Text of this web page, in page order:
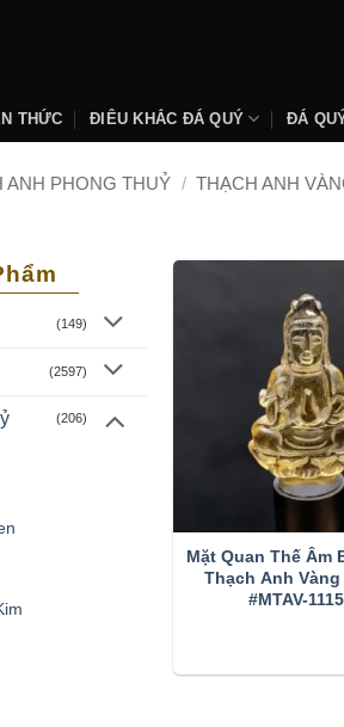
THỨC ĐIÊU KHẮC ĐÁ QUÝ ĐÁ
ANH PHONG THUỶ / THẠCH ANH
(149)
(2597)
(206)
Mặt Quan Thế Âm
Thạch Anh Vàng – Citrine
#MTAV-